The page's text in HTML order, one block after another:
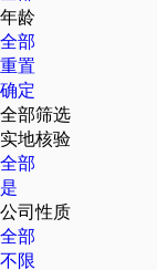
年龄
全部
重置
确定
全部筛选
实地核验
全部
是
公司性质
全部
不限